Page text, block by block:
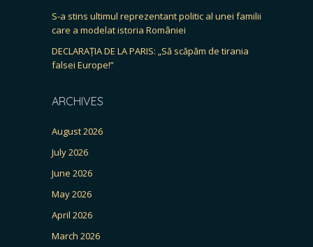
S-a stins ultimul reprezentant politic al unei familii
care a modelat istoria României
DECLARAȚIA DE LA PARIS: „Să scăpăm de tirania
falsei Europe!”
ARCHIVES
August 2026
July 2026
June 2026
May 2026
April 2026
March 2026